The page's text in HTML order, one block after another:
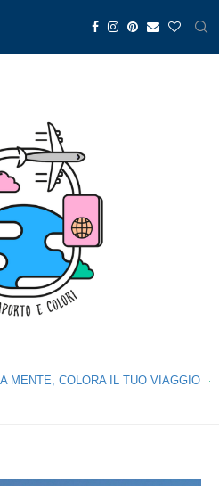
MENTE, COLORA IL TUO VIAGGIO